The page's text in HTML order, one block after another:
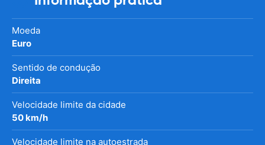
Moeda
Euro
Sentido de condução
Direita
Velocidade limite da cidade
50 km/h
Velocidade limite na autoestrada